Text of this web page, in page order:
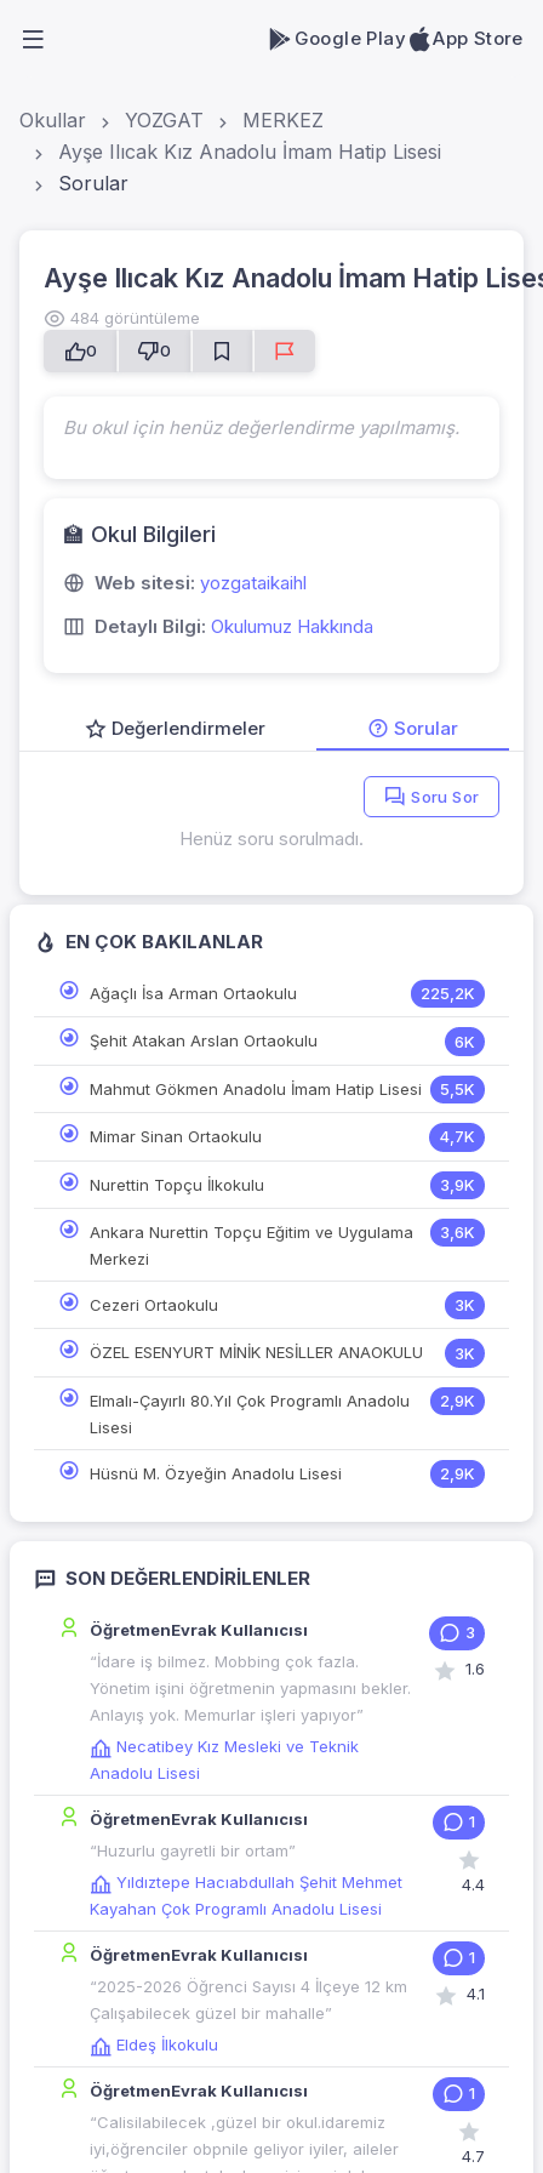
Google Play App Store
Okullar YOZGAT
MERKEZ
Ayşe Ilıcak Kız Anadolu İmam Hatip Lisesi
Sorular
Ayşe Ilıcak Kız Anadolu İmam Hatip
484 görüntüleme
0
0
Bu okul için henüz değerlendirme yapılmamış.
🏫 Okul Bilgileri
Web sitesi: yozgataikaihl
Detaylı Bilgi: Okulumuz Hakkında
Değerlendirmeler Sorular
Soru Sor
Henüz soru sorulmadı.
EN ÇOK BAKILANLAR
Ağaçlı İsa Arman Ortaokulu 225,2K
Şehit Atakan Arslan Ortaokulu 6K
Mahmut Gökmen Anadolu İmam Hatip Lisesi 5,5K
Mimar Sinan Ortaokulu 4,7K
Nurettin Topçu İlkokulu 3,9K
Ankara Nurettin Topçu Eğitim ve Uygulama
Merkezi
3,6K
Cezeri Ortaokulu 3K
ÖZEL ESENYURT MİNİK NESİLLER ANAOKULU 3K
Elmalı-Çayırlı 80.Yıl Çok Programlı Anadolu
Lisesi
2,9K
Hüsnü M. Özyeğin Anadolu Lisesi 2,9K
SON DEĞERLENDIRILENLER
ÖğretmenEvrak Kullanıcısı
“İdare iş bilmez. Mobbing çok fazla.
Yönetim işini öğretmenin yapmasını bekler.
Anlayış yok. Memurlar işleri yapıyor”
Necatibey Kız Mesleki ve Teknik
Anadolu Lisesi
3
1.6
ÖğretmenEvrak Kullanıcısı
“Huzurlu gayretli bir ortam”
Yıldıztepe Hacıabdullah Şehit Mehmet
Kayahan Çok Programlı Anadolu Lisesi
1
4.4
ÖğretmenEvrak Kullanıcısı
“2025-2026 Öğrenci Sayısı 4 İlçeye 12 km
Çalışabilecek güzel bir mahalle”
Eldeş İlkokulu
1
4.1
ÖğretmenEvrak Kullanıcısı
“Calisilabilecek ,güzel bir okul.idaremiz
iyi,öğrenciler obpnile geliyor iyiler, aileler
1
4.7